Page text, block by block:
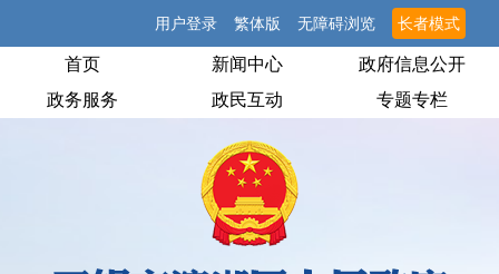
用户登录 繁体版 无障碍浏览 长者模式
首页 新闻中心
政府信息公开
政务服务
政民互动 专题专栏